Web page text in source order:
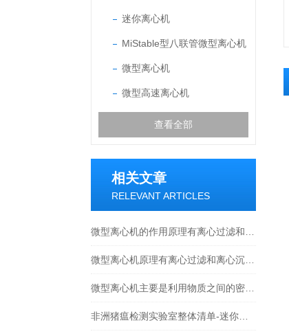
迷你离心机
MiStable型八联管微型离心机
微型离心机
微型高速离心机
查看全部
相关文章
RELEVANT ARTICLES